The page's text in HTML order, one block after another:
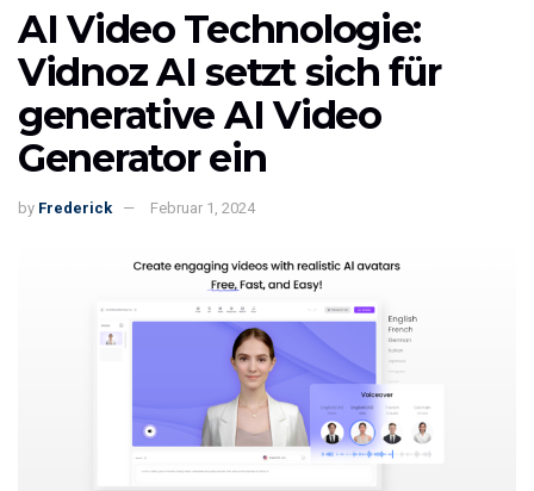
AI Video Technologie:
Vidnoz AI setzt sich für
generative AI Video
Generator ein
by Frederick Februar 1, 2024